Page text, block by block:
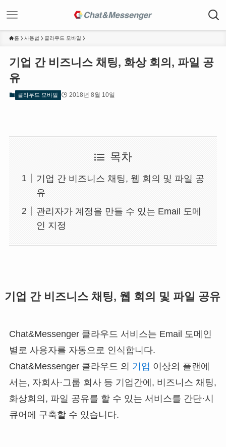
홈 사용법 클라우드 모바일
기업 간 비즈니스 채팅, 화상 회의, 파일 공
유
클라우드 모바일 2018년 8월 10일
목차
기업 간 비즈니스 채팅, 웹 회의 및 파일 공
유
관리자가 계정을 만들 수 있는 Email 도메
인 지정
기업 간 비즈니스 채팅, 웹 회의 및 파일 공유
Chat&Messenger 클라우드 서비스는 Email 도메인
별로 사용자를 자동으로 인식합니다.
Chat&Messenger 클라우드 의 기업 이상의 플랜에
서는, 자회사·그룹 회사 등 기업간에, 비즈니스 채팅,
화상회의, 파일 공유를 할 수 있는 서비스를 간단·시
큐어에 구축할 수 있습니다.